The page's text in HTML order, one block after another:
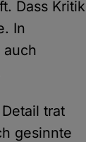
Dass Kritik
In
trat
gesinnte